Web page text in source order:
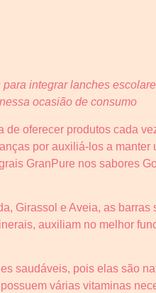
integrar lanches
ocasião de consumo
oferecer produtos cada
por auxiliá-los a
GranPure nos sabores
Girassol e Aveia, as
auxiliam no melhor
saudáveis, pois elas são
várias vitaminas